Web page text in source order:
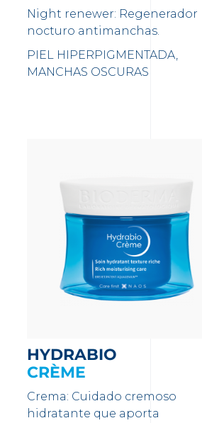
Night renewer: Regenerador
nocturo antimanchas.
PIEL HIPERPIGMENTADA,
MANCHAS OSCURAS
HYDRABIO
CRÈME
Crema: Cuidado cremoso
hidratante que aporta